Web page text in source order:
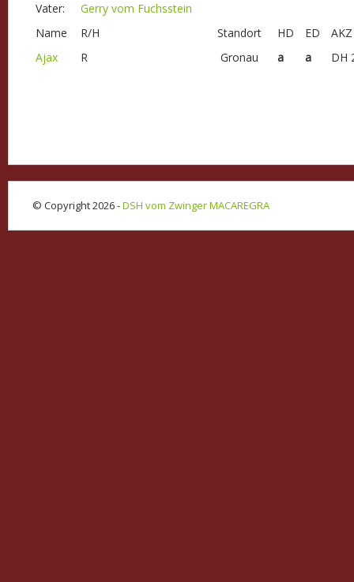
Vater:
Gerry vom Fuchsstein
Name
R/H Standort HD ED
AKZ
Ajax
R Gronau a a DH
© Copyright 2026 -DSH vom Zwinger MACAREGRA